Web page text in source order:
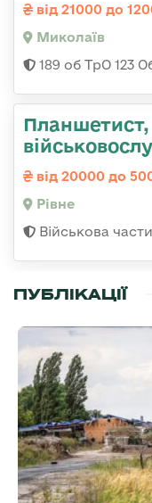
від 21000 до
Миколаїв
189 об ТрО 123
Планшетист,
від 20000 до
Рівне
Військова
ПУБЛІКАЦІЇ